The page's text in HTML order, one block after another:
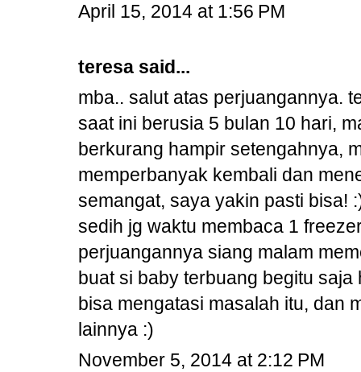
April 15, 2014 at 1:56 PM
teresa said...
mba.. salut atas perjuangannya.
saat ini berusia 5 bulan 10 hari,
berkurang hampir setengahnya,
memperbanyak kembali dan
semangat, saya yakin pasti bisa!
sedih jg waktu membaca 1
perjuangannya siang malam
buat si baby terbuang begitu
bisa mengatasi masalah itu, dan
lainnya :)
November 5, 2014 at 2:12 PM